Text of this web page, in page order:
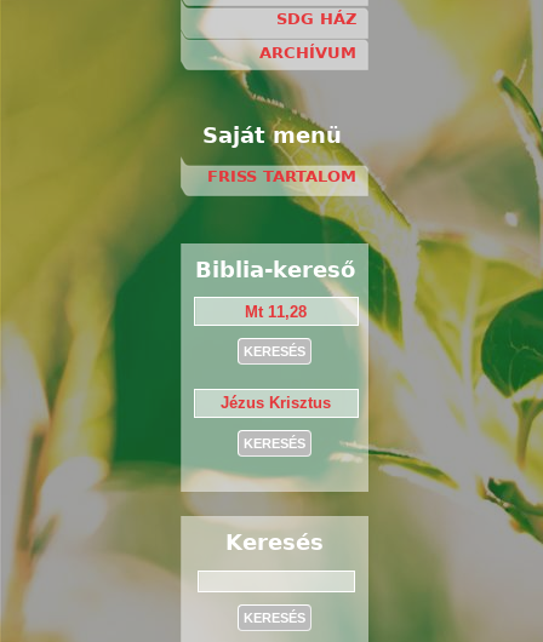
SDG HÁZ
ARCHÍVUM
Saját menü
FRISS TARTALOM
Biblia-kereső
Keresés